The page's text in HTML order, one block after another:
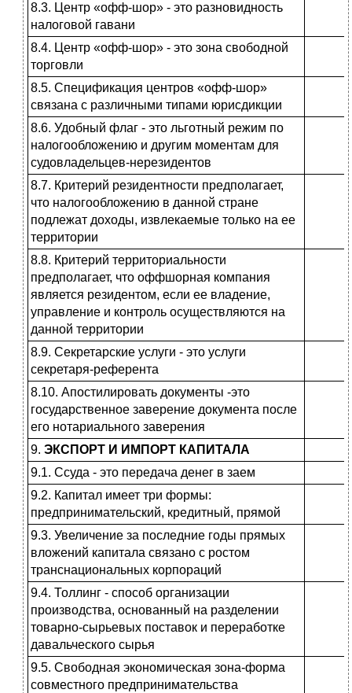
8.3. Центр «офф-шор» - это разно­видность
налоговой гавани
8.4. Центр «офф-шор» - это зона свободной
торговли
8.5. Спецификация центров «офф-шор»
связана с различными типами юрисдикции
8.6. Удобный флаг - это льготный режим по
налогообложению и дру­гим моментам для
судовладельцев-нерезидентов
8.7. Критерий резидентности пред­полагает,
что налогообложению в данной стране
подлежат доходы, извлекаемые только на ее
терри­тории
8.8. Критерий территориальности
предполагает, что оффшорная ком­пания
является резидентом, если ее владение,
управление и контроль осуществляются на
данной терри­тории
8.9. Секретарские услуги - это услу­ги
секретаря-референта
8.10. Апостилировать документы -это
государственное заверение доку­мента после
его нотариального заве­рения
9. ЭКСПОРТ И ИМПОРТ КАПИТАЛА
9.1. Ссуда - это передача денег в заем
9.2. Капитал имеет три формы:
предпринимательский, кредитный, прямой
9.3. Увеличение за последние годы прямых
вложений капитала связано с ростом
транснациональных корпо­раций
9.4. Толлинг - способ организации
производства, основанный на разде­лении
товарно-сырьевых поставок и переработке
давальческого сырья
9.5. Свободная экономическая зона-форма
совместного предпринима­тельства